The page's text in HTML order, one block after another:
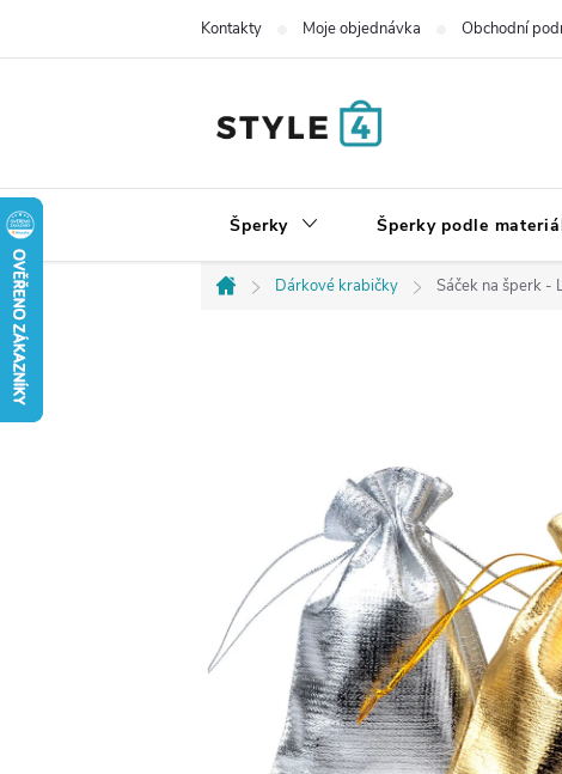
Kontakty Moje objednávka Obchodní
Šperky Šperky podle
Domů
Dárkové krabičky Sáček na šperk -